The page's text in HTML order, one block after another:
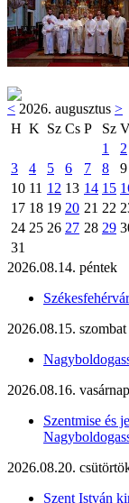
< 2026. augusztus >
H K Sz Cs P Sz
1
2
3
4 5 6 7 8
9
10 11 12 13 14 15
17 18 19 20 21 22
24 25 26 27 28 29
31
2026.08.14. péntek
2026.08.15. szombat
2026.08.16. vasárnap
Szentmise és
2026.08.20.
Szent István